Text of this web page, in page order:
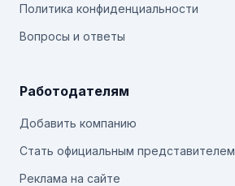
Политика конфиденциальности
Вопросы и ответы
Работодателям
Добавить компанию
Стать официальным представителем
Реклама на сайте